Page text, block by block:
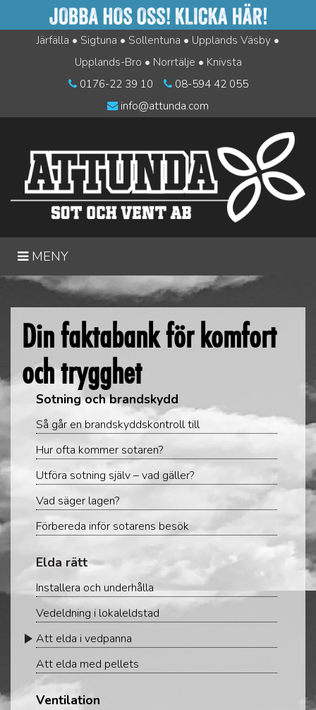
Järfälla • Sigtuna • Sollentuna • Upplands Väsby •
Upplands-Bro • Norrtälje • Knivsta
0176-22 39 10
08-594 42 055
info@attunda.com
"ÖPPNA/STÄNG
MENYN"
MENY
Din faktabank för komfort
och trygghet
Sotning och brandskydd
Så går en brandskyddskontroll till
Hur ofta kommer sotaren?
Utföra sotning själv – vad gäller?
Vad säger lagen?
Förbereda inför sotarens besök
Elda rätt
Installera och underhålla
Vedeldning i lokaleldstad
Att elda i vedpanna
Att elda med pellets
Ventilation